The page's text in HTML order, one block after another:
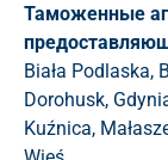
Таможенные
Biała Podlaska,
Dorohusk,
Kuźnica,